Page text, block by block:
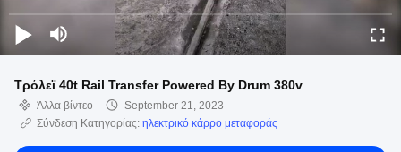
Τρόλεϊ 40t Rail Transfer Powered By Drum 380v
Άλλα βίντεο
September 21, 2023
Σύνδεση Κατηγορίας: ηλεκτρικό κάρρο μεταφοράς